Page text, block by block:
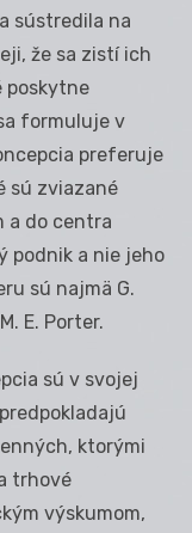
sústredila na
že sa zistí ich
poskytne
formuluje v
preferuje
sú zviazané
a do centra
podnik a nie jeho
sú najmä G.
E. Porter.
sú v svojej
ktorými
trhové
výskumom,